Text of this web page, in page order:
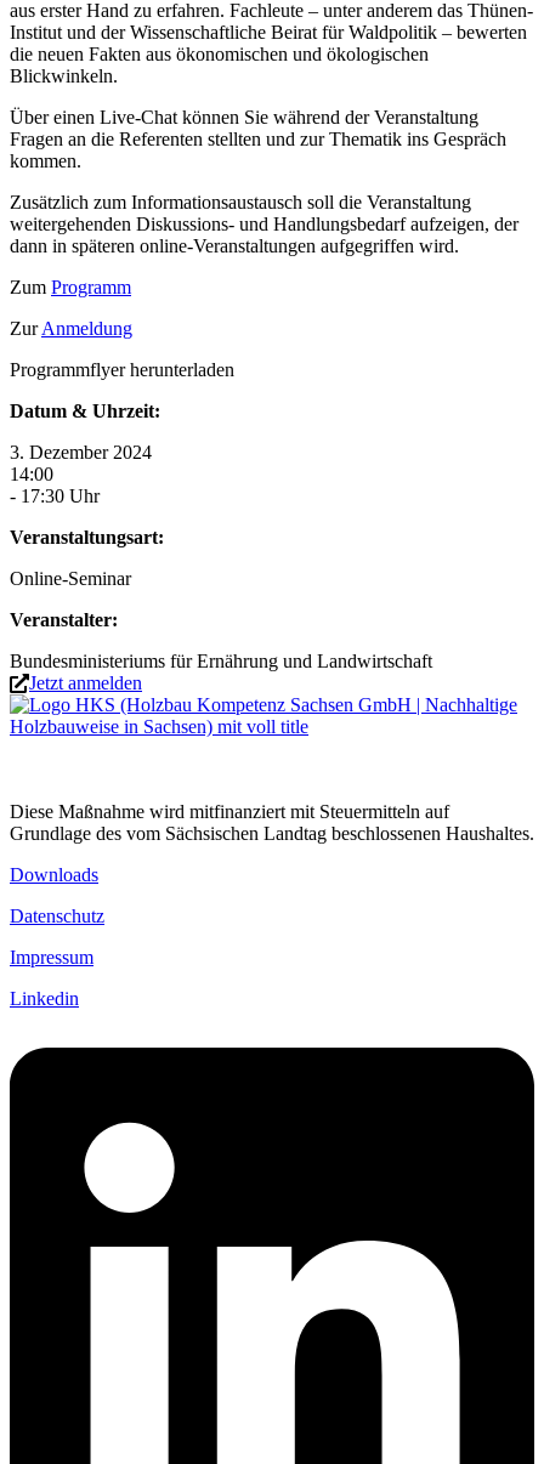
aus erster Hand zu erfahren. Fachleute – unter anderem das Thünen-
Institut und der Wissenschaftliche Beirat für Waldpolitik – bewerten
die neuen Fakten aus ökonomischen und ökologischen
Blickwinkeln.
Über einen Live-Chat können Sie während der Veranstaltung
Fragen an die Referenten stellten und zur Thematik ins Gespräch
kommen.
Zusätzlich zum Informationsaustausch soll die Veranstaltung
weitergehenden Diskussions- und Handlungsbedarf aufzeigen, der
dann in späteren online-Veranstaltungen aufgegriffen wird.
Zum Programm
ZurAnmeldung
Programmflyer herunterladen
Datum & Uhrzeit:
3. Dezember 2024
14:00
- 17:30 Uhr
Veranstaltungsart:
Online-Seminar
Veranstalter:
Bundesministeriums für Ernährung und Landwirtschaft
Jetzt anmelden
Diese Maßnahme wird mitfinanziert mit Steuermitteln auf
Grundlage des vom Sächsischen Landtag beschlossenen Haushaltes.
Downloads
Datenschutz
Impressum
Linkedin